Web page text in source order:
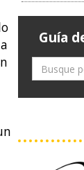
Guía